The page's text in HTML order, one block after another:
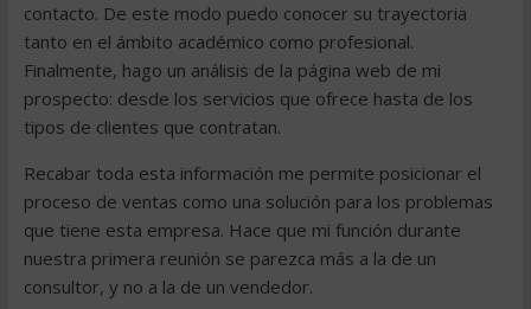
contacto. De este modo puedo conocer su trayectoria
tanto en el ámbito académico como profesional.
Finalmente, hago un análisis de la página web de mi
prospecto: desde los servicios que ofrece hasta de los
tipos de clientes que contratan.
Recabar toda esta información me permite posicionar el
proceso de ventas como una solución para los problemas
que tiene esta empresa. Hace que mi función durante
nuestra primera reunión se parezca más a la de un
consultor, y no a la de un vendedor.